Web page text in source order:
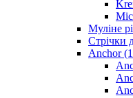
Муліне
Стрічки
Anchor